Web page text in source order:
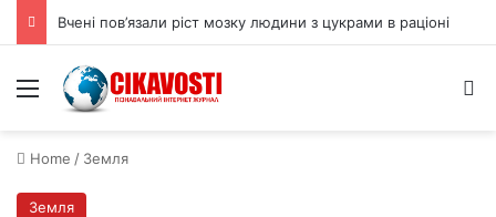
Вчені пов’язали ріст мозку людини з цукрами в раціоні
Menu
Home / Земля
Земля